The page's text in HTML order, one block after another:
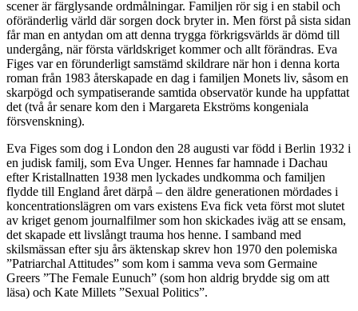
scener är färglysande ordmålningar. Familjen rör sig i en stabil och
oföränderlig värld där sorgen dock bryter in. Men först på sista sidan
får man en antydan om att denna trygga förkrigsvärlds är dömd till
undergång, när första världskriget kommer och allt förändras. Eva
Figes var en förunderligt samstämd skildrare när hon i denna korta
roman från 1983 återskapade en dag i familjen Monets liv, såsom en
skarpögd och sympatiserande samtida observatör kunde ha uppfattat
det (två år senare kom den i Margareta Ekströms kongeniala
försvenskning).
Eva Figes som dog i London den 28 augusti var född i Berlin 1932 i
en judisk familj, som Eva Unger. Hennes far hamnade i Dachau
efter Kristallnatten 1938 men lyckades undkomma och familjen
flydde till England året därpå – den äldre generationen mördades i
koncentrationslägren om vars existens Eva fick veta först mot slutet
av kriget genom journalfilmer som hon skickades iväg att se ensam,
det skapade ett livslångt trauma hos henne. I samband med
skilsmässan efter sju års äktenskap skrev hon 1970 den polemiska
”Patriarchal Attitudes” som kom i samma veva som Germaine
Greers ”The Female Eunuch” (som hon aldrig brydde sig om att
läsa) och Kate Millets ”Sexual Politics”.